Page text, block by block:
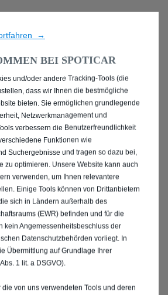
SIE ALLE
ANTRIEB IN
→
BEI SPOTICAR
und/oder andere Tracking-Tools (die
dass wir Ihnen die bestmögliche
bieten. Sie ermöglichen grundlegende
Netzwerkmanagement und
verbessern die Benutzerfreundlichkeit
Funktionen wie
Suchergebnisse und tragen so dazu bei,
zu optimieren. Unsere Website kann auch
verwenden, um Ihnen relevantere
Einige Tools können von Drittanbietern
sich in Ländern außerhalb des
(EWR) befinden und für die
kein Angemessenheitsbeschluss der
Datenschutzbehörden vorliegt. In
Übermittlung auf Grundlage Ihrer
1 lit. a DSGVO).
von uns verwendeten Tools und deren